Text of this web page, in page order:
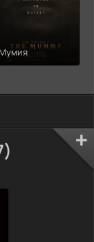
Мумия